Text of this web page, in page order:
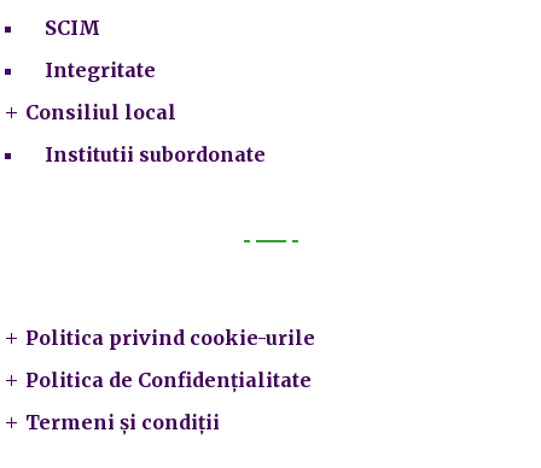
SCIM
Integritate
Consiliul local
Institutii subordonate
Politica privind cookie-urile
Politica de Confidențialitate
Termeni și condiții